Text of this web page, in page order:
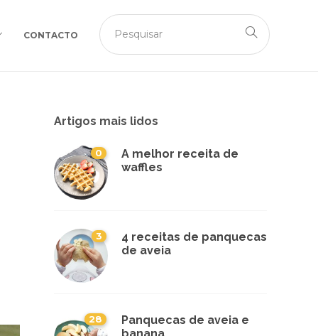
CONTACTO
Artigos mais lidos
0
A melhor receita de
waffles
3
4 receitas de panquecas
de aveia
28
Panquecas de aveia e